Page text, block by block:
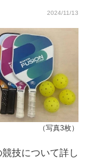
2024/11/13
（写真3枚）
技について詳し